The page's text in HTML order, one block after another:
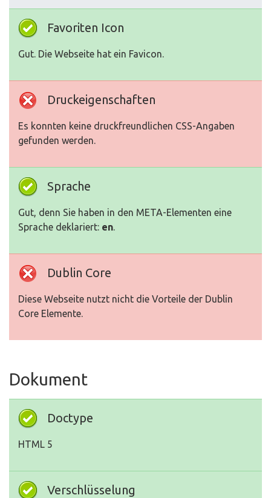
Favoriten Icon
Gut. Die Webseite hat ein Favicon.
Druckeigenschaften
Es konnten keine druckfreundlichen CSS-Angaben
gefunden werden.
Sprache
Gut, denn Sie haben in den META-Elementen eine
Sprache deklariert: en.
Dublin Core
Diese Webseite nutzt nicht die Vorteile der Dublin
Core Elemente.
Dokument
Doctype
HTML 5
Verschlüsselung